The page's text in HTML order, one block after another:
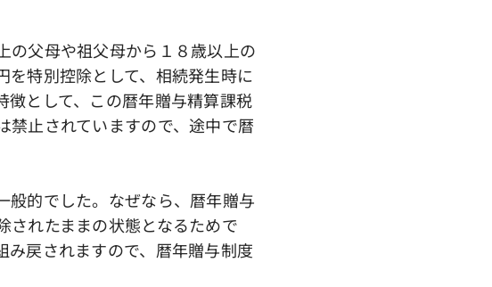
父母や祖父母から１８歳以上の
特別控除として、相続発生時に
徴として、この暦年贈与精算課税
止されていますので、途中で暦
的でした。なぜなら、暦年贈与
されたままの状態となるためで
戻されますので、暦年贈与制度